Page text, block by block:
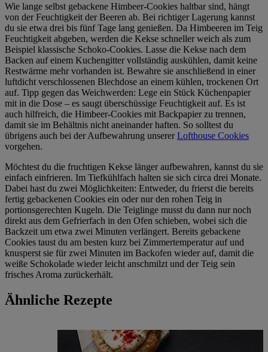
Wie lange selbst gebackene Himbeer-Cookies haltbar sind, hängt
von der Feuchtigkeit der Beeren ab. Bei richtiger Lagerung kannst
du sie etwa drei bis fünf Tage lang genießen. Da Himbeeren im Teig
Feuchtigkeit abgeben, werden die Kekse schneller weich als zum
Beispiel klassische Schoko-Cookies. Lasse die Kekse nach dem
Backen auf einem Kuchengitter vollständig auskühlen, damit keine
Restwärme mehr vorhanden ist. Bewahre sie anschließend in einer
luftdicht verschlossenen Blechdose an einem kühlen, trockenen Ort
auf. Tipp gegen das Weichwerden: Lege ein Stück Küchenpapier
mit in die Dose – es saugt überschüssige Feuchtigkeit auf. Es ist
auch hilfreich, die Himbeer-Cookies mit Backpapier zu trennen,
damit sie im Behältnis nicht aneinander haften. So solltest du
übrigens auch bei der Aufbewahrung unsererLofthouse Cookies
vorgehen.
Möchtest du die fruchtigen Kekse länger aufbewahren, kannst du sie
einfach einfrieren. Im Tiefkühlfach halten sie sich circa drei Monate.
Dabei hast du zwei Möglichkeiten: Entweder, du frierst die bereits
fertig gebackenen Cookies ein oder nur den rohen Teig in
portionsgerechten Kugeln. Die Teiglinge musst du dann nur noch
direkt aus dem Gefrierfach in den Ofen schieben, wobei sich die
Backzeit um etwa zwei Minuten verlängert. Bereits gebackene
Cookies taust du am besten kurz bei Zimmertemperatur auf und
knusperst sie für zwei Minuten im Backofen wieder auf, damit die
weiße Schokolade wieder leicht anschmilzt und der Teig sein
frisches Aroma zurückerhält.
Ähnliche Rezepte